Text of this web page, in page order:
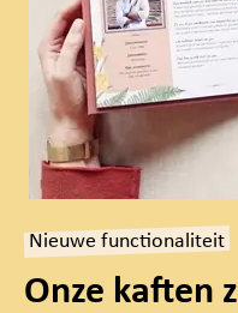
Nieuwe functionaliteit
Onze kaften